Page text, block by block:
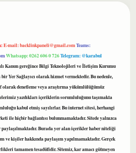
E-mail:backlinkpaneli@gmail.comTeams:
Whatsapp: 0262 606 0 726Telegram: @karabul
Kanun gereğince Bilgi Teknolojileri ve İletişim Kurumu
Yer Sağlayıcı olarak hizmet vermektedir. Bu nedenle,
denetleme veya araştırma yükümlülüğümüz
yazdıkları içeriklerin sorumluluğunu taşımakta
kabul etmiş sayılırlar. Bu internet sitesi, herhangi
ile hiçbir bağlantısı bulunmamaktadır. Sitede yalnızca
paylaşılmaktadır. Burada yer alan içerikler haber niteliği
ve kişiler hakkında paylaşım yapılmamaktadır. Gerçek
tamamen tesadüfidir. Sitemiz, kar amacı gütmeyen